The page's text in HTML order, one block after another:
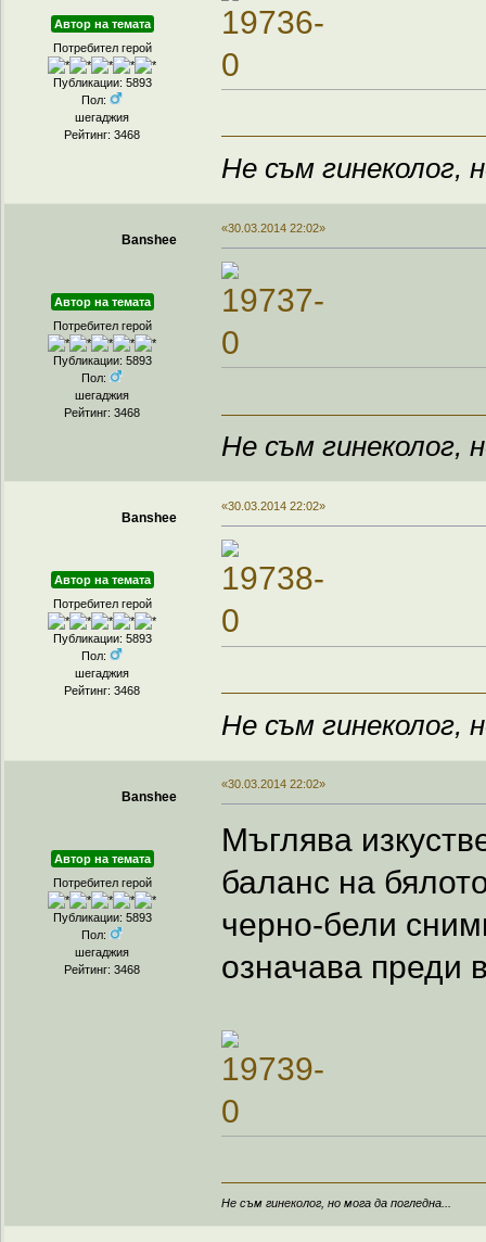
Автор на темата
Потребител герой
Публикации: 5893
Пол:
шегаджия
Рейтинг: 3468
Не съм гинеколог,
Banshee
Автор на темата
Потребител герой
Публикации: 5893
Пол:
шегаджия
Рейтинг: 3468
«30.03.2014 22:02»
Не съм гинеколог,
Banshee
Автор на темата
Потребител герой
Публикации: 5893
Пол:
шегаджия
Рейтинг: 3468
«30.03.2014 22:02»
Не съм гинеколог,
Banshee
Автор на темата
Потребител герой
Публикации: 5893
Пол:
шегаджия
Рейтинг: 3468
«30.03.2014 22:02»
Мъглява
баланс на
черно-бели
означава преди
Не съм гинеколог, но мога да погледна...